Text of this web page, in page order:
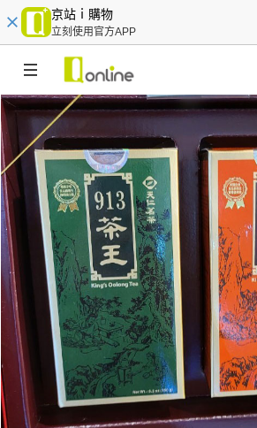
京站ｉ購物
立刻使用官方APP